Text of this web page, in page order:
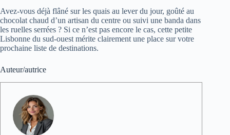
Avez-vous déjà flâné sur les quais au lever du jour, goûté au
chocolat chaud d’un artisan du centre ou suivi une banda dans
les ruelles serrées ? Si ce n’est pas encore le cas, cette petite
Lisbonne du sud-ouest mérite clairement une place sur votre
prochaine liste de destinations.
Auteur/autrice